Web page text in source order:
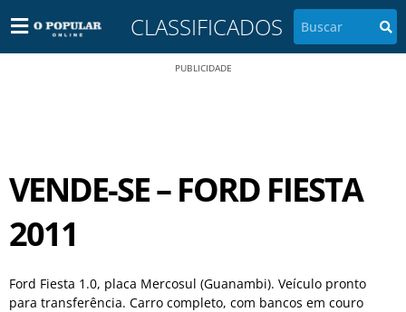
CLASSIFICADOS
PUBLICIDADE
VENDE-SE – FORD FIESTA
2011
Ford Fiesta 1.0, placa Mercosul (Guanambi). Veículo pronto
para transferência. Carro completo, com bancos em couro